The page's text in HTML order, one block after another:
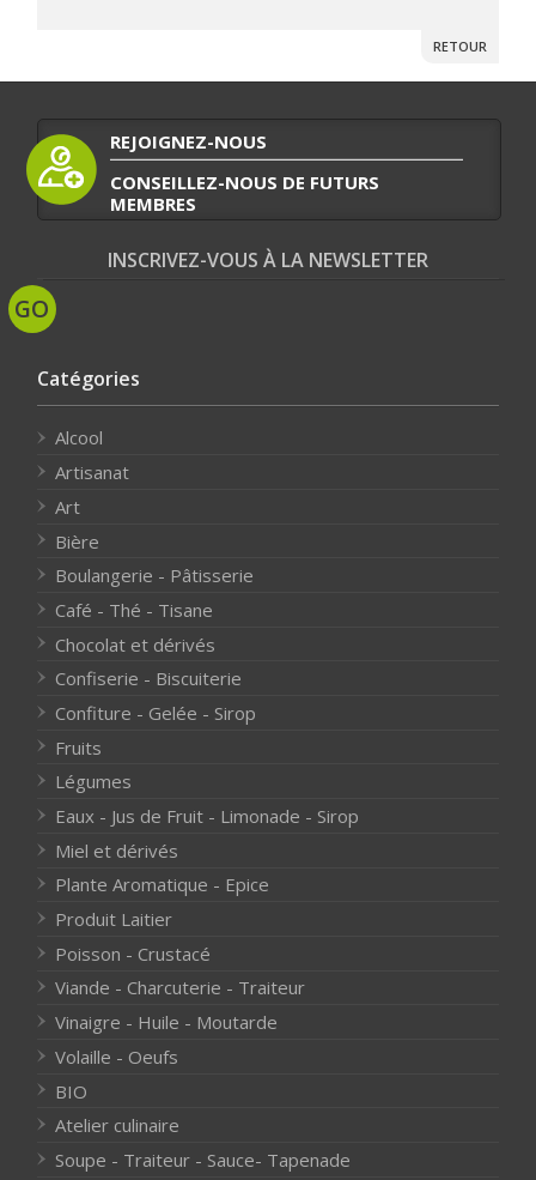
RETOUR
REJOIGNEZ-NOUS
CONSEILLEZ-NOUS DE FUTURS
MEMBRES
INSCRIVEZ-VOUS À LA NEWSLETTER
Catégories
Alcool
Artisanat
Art
Bière
Boulangerie - Pâtisserie
Café - Thé - Tisane
Chocolat et dérivés
Confiserie - Biscuiterie
Confiture - Gelée - Sirop
Fruits
Légumes
Eaux - Jus de Fruit - Limonade - Sirop
Miel et dérivés
Plante Aromatique - Epice
Produit Laitier
Poisson - Crustacé
Viande - Charcuterie - Traiteur
Vinaigre - Huile - Moutarde
Volaille - Oeufs
BIO
Atelier culinaire
Soupe - Traiteur - Sauce- Tapenade